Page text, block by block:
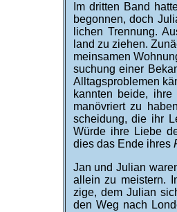
Im dritten Band
begonnen, doch
lichen Tren­nung.
land zu ziehen.
mein­samen
suchung einer
All­tags­pro­blemen
kannten beide,
manö­vriert zu
schei­dung, die ihr
Würde ihre Liebe
dies das Ende ihres
Jan und Julian
allein zu meistern.
zige, dem Julian
den Weg nach